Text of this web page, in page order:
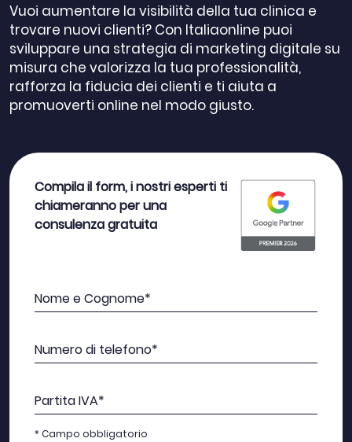
Vuoi aumentare la visibilità della tua clinica e
trovare nuovi clienti? Con Italiaonline puoi
sviluppare una strategia di marketing digitale su
misura che valorizza la tua professionalità,
rafforza la fiducia dei clienti e ti aiuta a
promuoverti online nel modo giusto.
Compila il form, i nostri esperti ti
chiameranno per una
consulenza gratuita
Nome e Cognome*
Numero di telefono*
Partita IVA*
* Campo obbligatorio